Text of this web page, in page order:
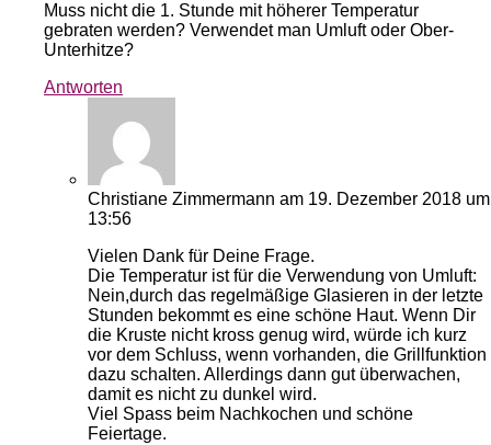
Muss nicht die 1. Stunde mit höherer Temperatur
gebraten werden? Verwendet man Umluft oder Ober-
Unterhitze?
Antworten
Christiane Zimmermann am 19. Dezember 2018 um
13:56
Vielen Dank für Deine Frage.
Die Temperatur ist für die Verwendung von Umluft:
Nein,durch das regelmäßige Glasieren in der letzte
Stunden bekommt es eine schöne Haut. Wenn Dir
die Kruste nicht kross genug wird, würde ich kurz
vor dem Schluss, wenn vorhanden, die Grillfunktion
dazu schalten. Allerdings dann gut überwachen,
damit es nicht zu dunkel wird.
Viel Spass beim Nachkochen und schöne
Feiertage.